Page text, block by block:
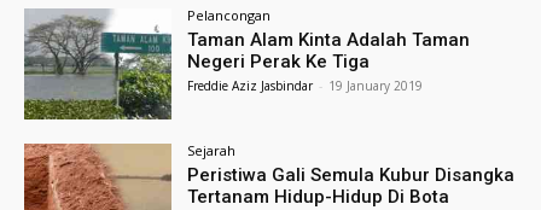
Pelancongan
Taman Alam Kinta Adalah Taman
Negeri Perak Ke Tiga
Freddie Aziz Jasbindar - 19 January 2019
Sejarah
Peristiwa Gali Semula Kubur Disangka
Tertanam Hidup-Hidup Di Bota